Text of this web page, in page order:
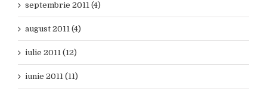
septembrie 2011 (4)
august 2011 (4)
iulie 2011 (12)
iunie 2011 (11)